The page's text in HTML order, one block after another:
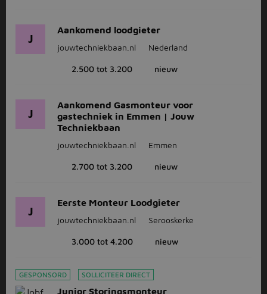
J
Aankomend loodgieter
jouwtechniekbaan.nl Nederland
2.500 tot 3.200 nieuw
J
Aankomend Gasmonteur voor
gastechniek in Emmen | Jouw
Techniekbaan
jouwtechniekbaan.nl Emmen
2.700 tot 3.200 nieuw
J
Eerste Monteur Loodgieter
jouwtechniekbaan.nl Serooskerke
3.000 tot 4.200 nieuw
GESPONSORD SOLLICITEER DIRECT
Junior Storingsmonteur